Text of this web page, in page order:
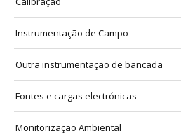
Instrumentação de Campo
Outra instrumentação de bancada
Fontes e cargas electrónicas
Monitorização Ambiental